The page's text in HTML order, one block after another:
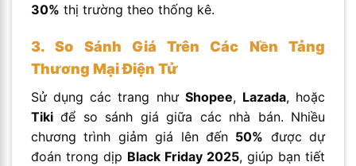
30% thị trường theo thống kê.
3. So Sánh Giá Trên Các Nền Tảng
Thương Mại Điện Tử
Sử dụng các trang như Shopee, Lazada, hoặc
Tiki để so sánh giá giữa các nhà bán. Nhiều
chương trình giảm giá lên đến 50% được dự
đoán trong dịp Black Friday 2025, giúp bạn tiết